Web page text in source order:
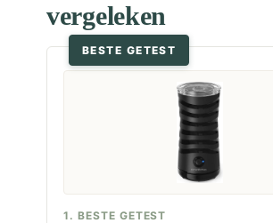
vergeleken
BESTE GETEST
1. BESTE GETEST